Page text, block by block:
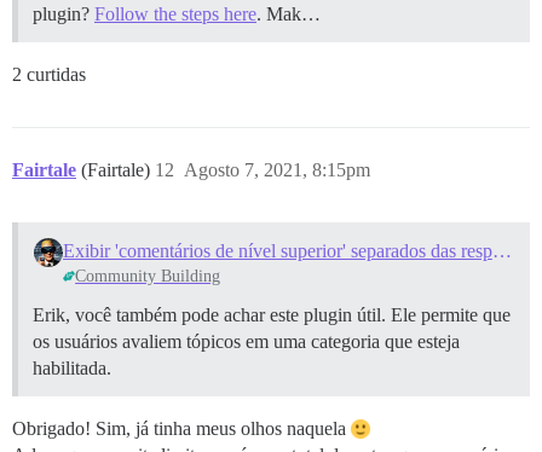
plugin? Follow the steps here. Mak…
2 curtidas
Fairtale (Fairtale) Agosto 7, 2021, 8:15pm
12
Exibir 'comentários de nível superior' separados das respostas aos comentários (Alternativa aos Comentários em Tópico?)
Community Building
Erik, você também pode achar este plugin útil. Ele permite que
os usuários avaliem tópicos em uma categoria que esteja
habilitada.
Obrigado! Sim, já tinha meus olhos naquela